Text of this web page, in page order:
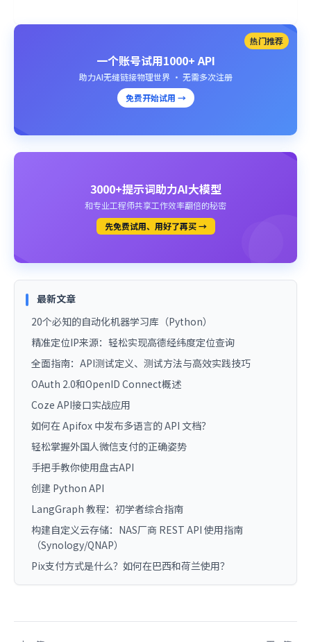
热门推荐
一个账号试用1000+ API
助力AI无缝链接物理世界 · 无需多次注册
免费开始试用 →
3000+提示词助力AI大模型
和专业工程师共享工作效率翻倍的秘密
先免费试用、用好了再买 →
最新文章
20个必知的自动化机器学习库（Python）
精准定位IP来源：轻松实现高德经纬度定位查询
全面指南：API测试定义、测试方法与高效实践技巧
OAuth 2.0和OpenID Connect概述
Coze API接口实战应用
如何在 Apifox 中发布多语言的 API 文档？
轻松掌握外国人微信支付的正确姿势
手把手教你使用盘古API
创建 Python API
LangGraph 教程：初学者综合指南
构建自定义云存储：NAS厂商 REST API 使用指南
（Synology/QNAP）
Pix支付方式是什么？如何在巴西和荷兰使用？